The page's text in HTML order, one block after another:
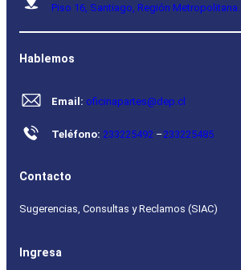
Piso 16, Santiago, Región Metropolitana.
Hablemos
Email: oficinapartes@dep.cl
Teléfono: 233225492 –233225485
Contacto
Sugerencias, Consultas y Reclamos (SIAC)
Ingresa